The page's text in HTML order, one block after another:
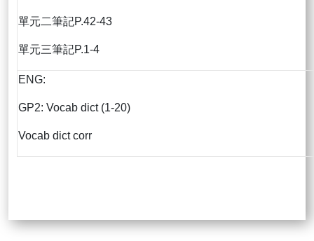
單元二筆記P.42-43
單元三筆記P.1-4
ENG:
GP2: Vocab dict (1-20)
Vocab dict corr